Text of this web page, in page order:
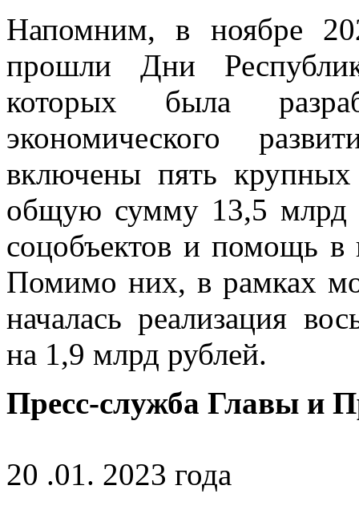
Напомним, в ноябре
прошли Дни
которых была
экономического
включены пять
общую сумму 13,5 млрд
соцобъектов и помощь в
Помимо них, в рамках
началась реализация
на 1,9 млрд рублей.
Пресс-служба Главы и
20 .01. 2023 года